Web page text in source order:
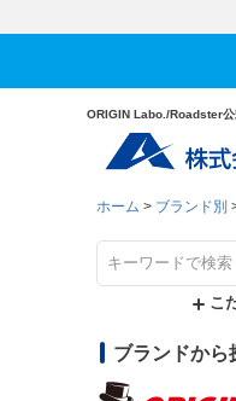
ORIGIN Labo./Roadster公
ホーム ブランド別
こ
ブランドから